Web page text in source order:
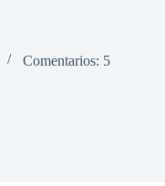
Comentarios: 5